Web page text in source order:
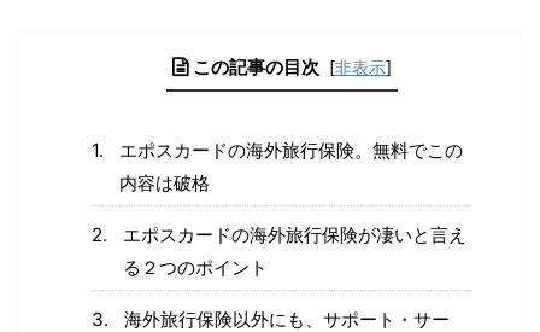
この記事の目次 [非表示]
エポスカードの海外旅行保険。無料でこの
内容は破格
エポスカードの海外旅行保険が凄いと言え
る２つのポイント
海外旅行保険以外にも、サポート・サー